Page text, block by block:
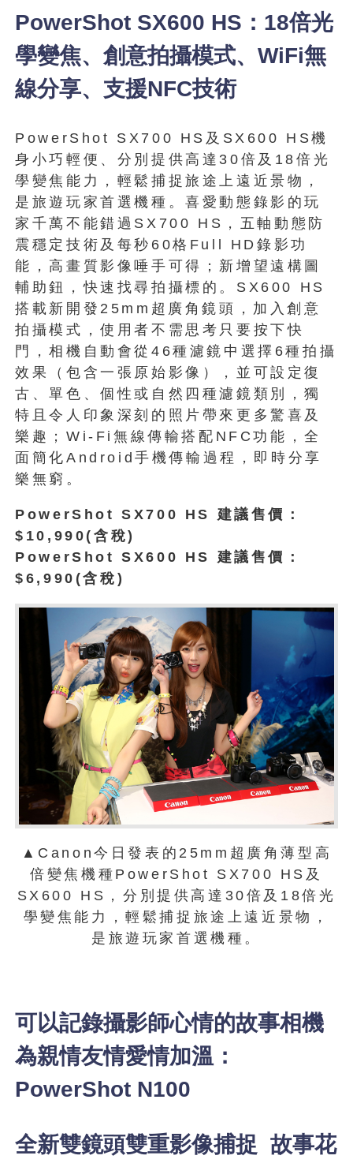
PowerShot SX600 HS：18倍光
學變焦、創意拍攝模式、WiFi無
線分享、支援NFC技術
PowerShot SX700 HS及SX600 HS機
身小巧輕便、分別提供高達30倍及18倍光
學變焦能力，輕鬆捕捉旅途上遠近景物，
是旅遊玩家首選機種。喜愛動態錄影的玩
家千萬不能錯過SX700 HS，五軸動態防
震穩定技術及每秒60格Full HD錄影功
能，高畫質影像唾手可得；新增望遠構圖
輔助鈕，快速找尋拍攝標的。SX600 HS
搭載新開發25mm超廣角鏡頭，加入創意
拍攝模式，使用者不需思考只要按下快
門，相機自動會從46種濾鏡中選擇6種拍攝
效果（包含一張原始影像），並可設定復
古、單色、個性或自然四種濾鏡類別，獨
特且令人印象深刻的照片帶來更多驚喜及
樂趣；Wi-Fi無線傳輸搭配NFC功能，全
面簡化Android手機傳輸過程，即時分享
樂無窮。
PowerShot SX700 HS 建議售價：
$10,990(含稅)
PowerShot SX600 HS 建議售價：
$6,990(含稅)
▲Canon今日發表的25mm超廣角薄型高
倍變焦機種PowerShot SX700 HS及
SX600 HS，分別提供高達30倍及18倍光
學變焦能力，輕鬆捕捉旅途上遠近景物，
是旅遊玩家首選機種。
可以記錄攝影師心情的故事相機
為親情友情愛情加溫：
PowerShot N100
全新雙鏡頭雙重影像捕捉 故事花